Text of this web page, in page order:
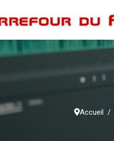
Accueil